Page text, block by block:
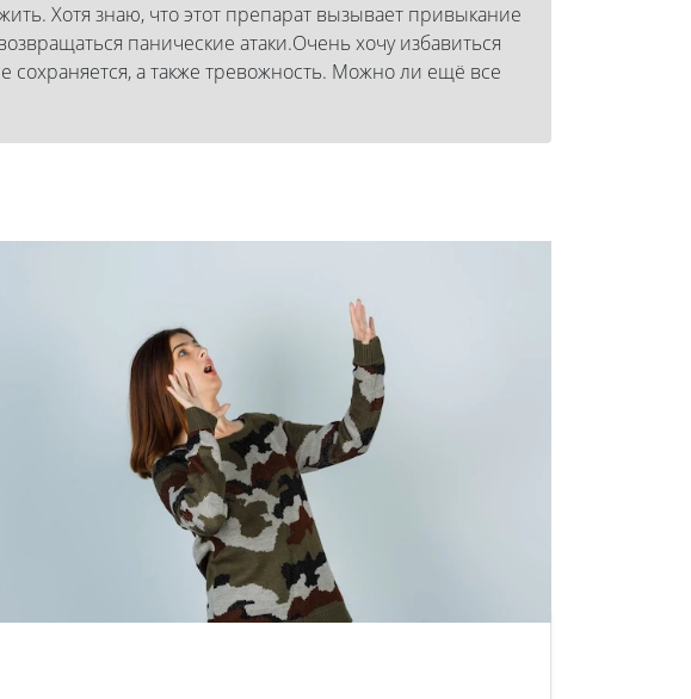
Хотя знаю, что этот препарат вызывает привыкание
панические атаки.Очень хочу избавиться
сохраняется, а также тревожность. Можно ли ещё все